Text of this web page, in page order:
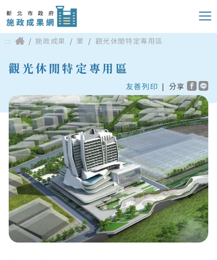
::: 施政成果 業 觀光休閒特定專用區
觀光休閒特定專用區
友善列印 | 分享